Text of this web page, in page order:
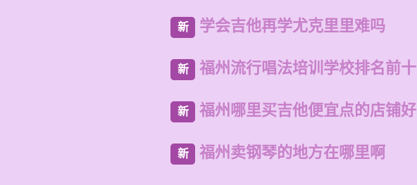
新 学会吉他再学尤克里里难吗
新 福州流行唱法培训学校排名前十
新 福州哪里买吉他便宜点的店铺好
新 福州卖钢琴的地方在哪里啊